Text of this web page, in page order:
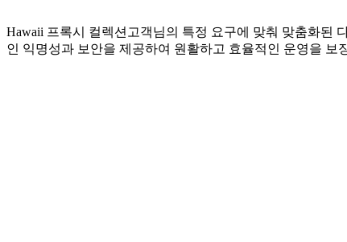
Hawaii 프록시 컬렉션 고객님의 특정 요구에 맞춰 맞춤화된
인 익명성과 보안을 제공하여 원활하고 효율적인 운영을 보